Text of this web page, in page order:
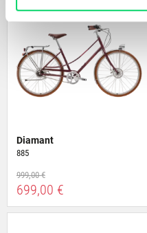
anbieten zu können und
zu analysieren. Außerdem
Deiner Verwendung
für soziale Medien,
Unsere Partner führen
möglicherweise mit
Diamant
885
999,00 €
699,00 €